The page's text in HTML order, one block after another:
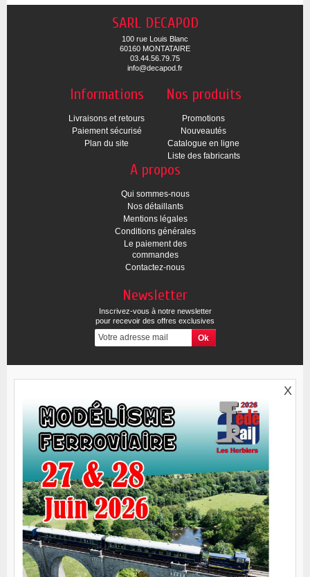
SARL DECAPOD
100 rue Louis Blanc
60160 MONTATAIRE
03.44.56.79.75
info@decapod.fr
Informations
Livraisons et retours
Paiement sécurisé
Plan du site
Nos produits
Promotions
Nouveautés
Catalogue en ligne
Liste des fabricants
A propos
Qui sommes-nous
Nos détaillants
Mentions légales
Conditions générales
Le paiement des
commandes
Contactez-nous
Newsletter
Inscrivez-vous à notre newsletter
pour recevoir des offres exclusives
X